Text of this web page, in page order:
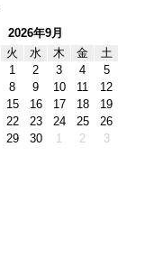
2026年9月
火 水 木 金
土
1 2 3 4
5
8 9 10 11
12
15 16 17 18
19
22 23 24 25
26
29 30 1 2 3